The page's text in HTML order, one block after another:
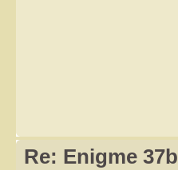
Re: Enigme 37b